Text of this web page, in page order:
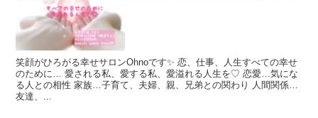
笑顔がひろがる幸せサロンOhnoです✨ 恋、仕事、人生すべての幸せ
のために… 愛される私、愛する私、愛溢れる人生を♡ 恋愛…気にな
る人との相性 家族…子育て、夫婦、親、兄弟との関わり 人間関係…
友達、...